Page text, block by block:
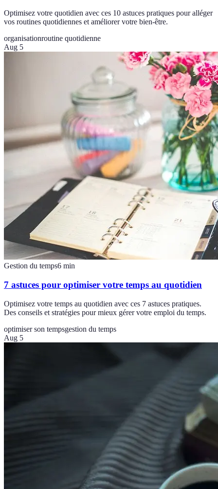
Optimisez votre quotidien avec ces 10 astuces pratiques pour alléger
vos routines quotidiennes et améliorer votre bien-être.
organisationroutine quotidienne
Aug 5
Gestion du temps6 min
7 astuces pour optimiser votre temps au quotidien
Optimisez votre temps au quotidien avec ces 7 astuces pratiques.
Des conseils et stratégies pour mieux gérer votre emploi du temps.
optimiser son tempsgestion du temps
Aug 5